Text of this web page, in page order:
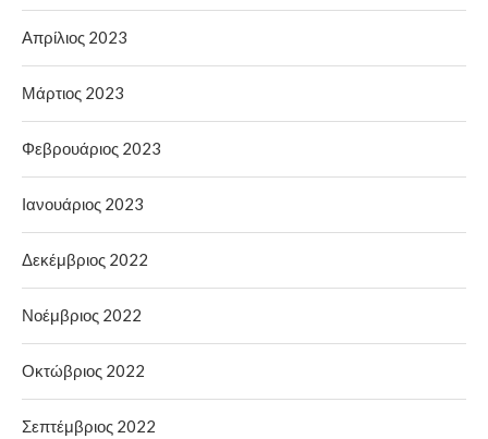
Απρίλιος 2023
Μάρτιος 2023
Φεβρουάριος 2023
Ιανουάριος 2023
Δεκέμβριος 2022
Νοέμβριος 2022
Οκτώβριος 2022
Σεπτέμβριος 2022